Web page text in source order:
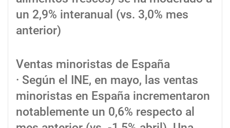
un 2,9% interanual (vs. 3,0% mes
anterior)
Ventas minoristas de España
· Según el INE, en mayo, las ventas
minoristas en España incrementaron
notablemente un 0,6% respecto al